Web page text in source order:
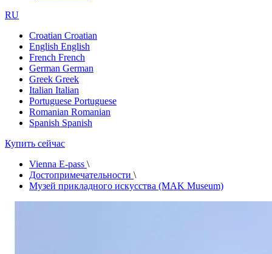
RU
Croatian Croatian
English English
French French
German German
Greek Greek
Italian Italian
Portuguese Portuguese
Romanian Romanian
Spanish Spanish
Купить сейчас
Vienna E-pass \
Достопримечательности \
Музей прикладного искусства (MAK Museum)